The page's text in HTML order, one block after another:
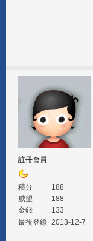
註冊會員
積分
188
威望
188
金錢
133
最後登錄 2013-12-7